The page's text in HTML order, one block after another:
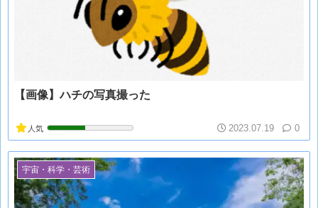
【画像】ハチの写真撮った
人気 2023.07.19 0
宇宙・科学・芸術